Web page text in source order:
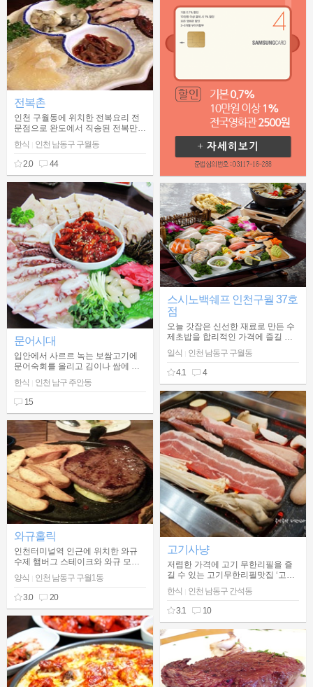
전복촌
인천 구월동에 위치한 전복요리 전
문점으로 완도에서 직송된 전복만을
를 맛볼 수 있는 30년 전복 달인의
집 '전복촌'
한식
인천 남동구 구월동
2.0
44
문어시대
입안에서 사르르 녹는 보쌈고기에
문어숙회를 올리고 김이나 쌈에 싸
입안을 맴돌면서 기가 막히는 맛을
맛볼 수 있는 맛집
한식
인천 남구 주안동
15
와규홀릭
인천터미널역 인근에 위치한 와규
수제 햄버그 스테이크와 와규 모듬
구이 전문점
양식
인천 남동구 구월1동
3.0
20
스시노백쉐프 인천구월 37호
점
오늘 갓잡은 신선한 재료로 만든 수
제초밥을 합리적인 가격에 즐길 수
일식
인천 남동구 구월동
4.1
4
고기사냥
저렴한 가격에 고기 무한리필을 즐
길 수 있는 고기무한리필맛집 ‘고기
한식
인천 남동구 간석동
3.1
10